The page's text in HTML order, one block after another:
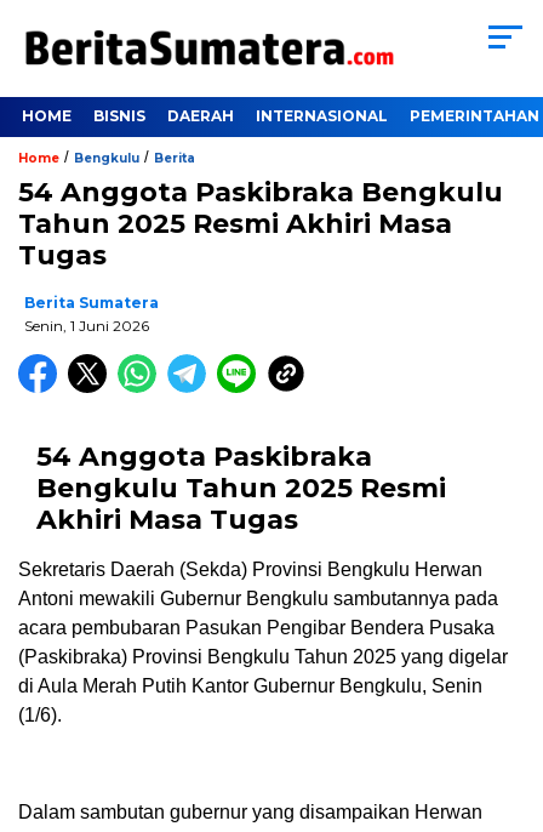
HOME BISNIS DAERAH INTERNASIONAL PEMERINTAHAN
Home / Bengkulu / Berita
54 Anggota Paskibraka Bengkulu
Tahun 2025 Resmi Akhiri Masa
Tugas
Berita Sumatera
Senin, 1 Juni 2026
54 Anggota Paskibraka
Bengkulu Tahun 2025 Resmi
Akhiri Masa Tugas
Sekretaris Daerah (Sekda) Provinsi Bengkulu Herwan
Antoni mewakili Gubernur Bengkulu sambutannya pada
acara pembubaran Pasukan Pengibar Bendera Pusaka
(Paskibraka) Provinsi Bengkulu Tahun 2025 yang digelar
di Aula Merah Putih Kantor Gubernur Bengkulu, Senin
(1/6).
Dalam sambutan gubernur yang disampaikan Herwan